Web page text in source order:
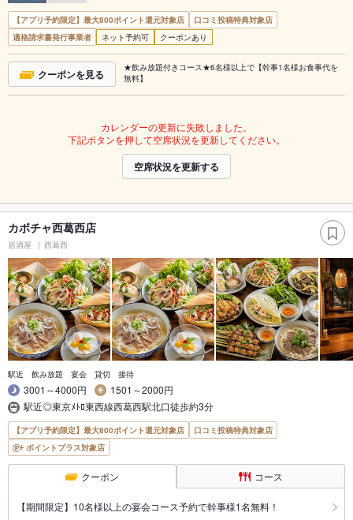
【アプリ予約限定】最大800ポイント還元対象店
口コミ投稿特典対象店
適格請求書発行事業者
ネット予約可 クーポンあり
クーポンを見る
★飲み放題付きコース★6名様以上で【幹事1名様お食事代を
無料】
カレンダーの更新に失敗しました。
下記ボタンを押して空席状況を更新してください。
空席状況を更新する
カボチャ西葛西店
居酒屋 西葛西
駅近 飲み放題 宴会 貸切 接待
3001～4000円
1501～2000円
駅近◎東京ﾒﾄﾛ東西線西葛西駅北口徒歩約3分
【アプリ予約限定】最大800ポイント還元対象店
口コミ投稿特典対象店
ポイントプラス対象店
クーポン コース
【期間限定】10名様以上の宴会コース予約で幹事様1名無料！